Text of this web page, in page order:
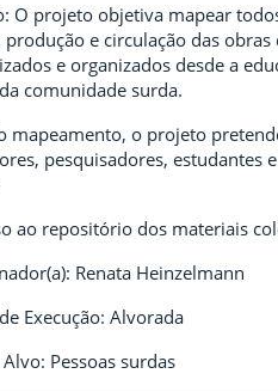
O projeto objetiva mapear
produção e circulação das
e organizados desde a
comunidade surda.
mapeamento, o projeto
pesquisadores, estudantes
ao repositório dos materiais
Renata Heinzelmann
Execução: Alvorada
Pessoas surdas